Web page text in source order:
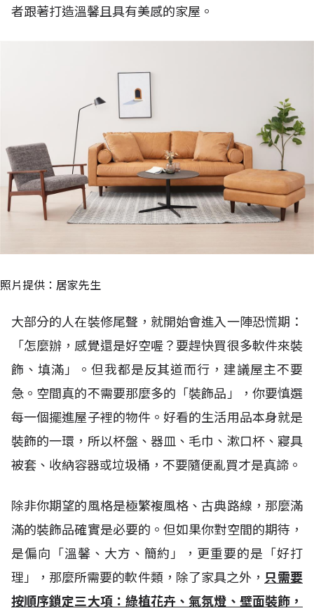
者跟著打造溫馨且具有美感的家屋。
照片提供：居家先生
大部分的人在裝修尾聲，就開始會進入一陣恐慌期：
「怎麼辦，感覺還是好空喔？要趕快買很多軟件來裝
飾、填滿」。但我都是反其道而行，建議屋主不要
急。空間真的不需要那麼多的「裝飾品」，你要慎選
每一個擺進屋子裡的物件。好看的生活用品本身就是
裝飾的一環，所以杯盤、器皿、毛巾、漱口杯、寢具
被套、收納容器或垃圾桶，不要隨便亂買才是真諦。
除非你期望的風格是極繁複風格、古典路線，那麼滿
滿的裝飾品確實是必要的。但如果你對空間的期待，
是偏向「溫馨、大方、簡約」，更重要的是「好打
理」，那麼所需要的軟件類，除了家具之外， 只需要
按順序鎖定三大項：綠植花卉、氣氛燈、壁面裝飾，